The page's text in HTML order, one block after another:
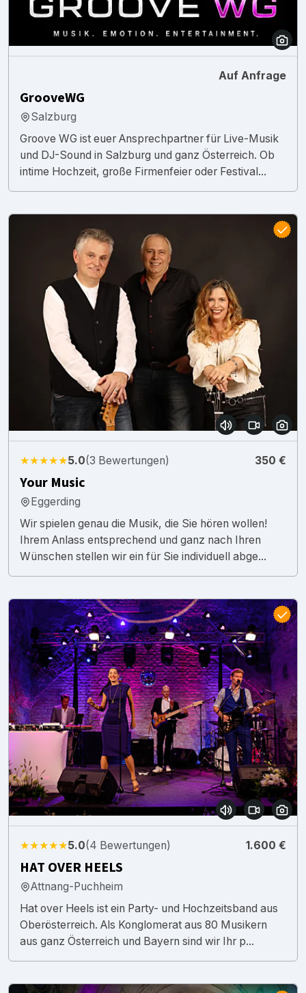
Auf Anfrage
GrooveWG
Salzburg
Groove WG ist euer Ansprechpartner für Live-Musik
und DJ-Sound in Salzburg und ganz Österreich. Ob
intime Hochzeit, große Firmenfeier oder Festival...
★★★★★5.0(3 Bewertungen) 350 €
Your Music
Eggerding
Wir spielen genau die Musik, die Sie hören wollen!
Ihrem Anlass entsprechend und ganz nach Ihren
Wünschen stellen wir ein für Sie individuell abge...
★★★★★5.0(4 Bewertungen) 1.600 €
HAT OVER HEELS
Attnang-Puchheim
Hat over Heels ist ein Party- und Hochzeitsband aus
Oberösterreich. Als Konglomerat aus 80 Musikern
aus ganz Österreich und Bayern sind wir Ihr p...